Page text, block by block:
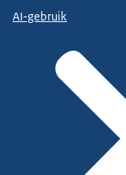
AI-gebruik